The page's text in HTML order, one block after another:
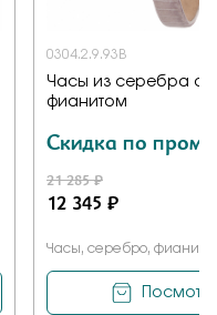
0304.2.9.93B
Часы из серебра от
фианитом
Скидка по
21 285 ₽
12 345 ₽
Часы, серебро, фианит,